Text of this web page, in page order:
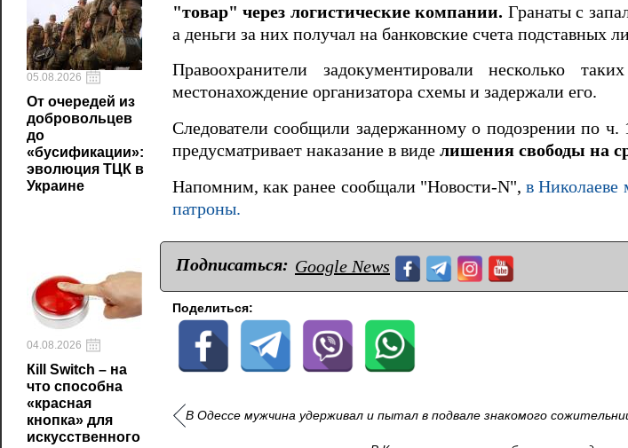
05.08.2026
От очередей из
добровольцев
до
«бусификации»:
эволюция ТЦК в
Украине
04.08.2026
Кill Switch – на
что способна
«красная
кнопка» для
искусственного
"товар" через логистические компании. Гранаты с
а деньги за них получал на банковские счета подставных
Правоохранители задокументировали несколько
местонахождение организатора схемы и задержали его.
Следователи сообщили задержанному о подозрении по
предусматривает наказание в виде лишения свободы на
Напомним, как ранее сообщали "Новости-N",в Николаеве
патроны.
Подписаться: Google News
Поделиться:
В Одессе мужчина удерживал и пытал в подвале знакомого